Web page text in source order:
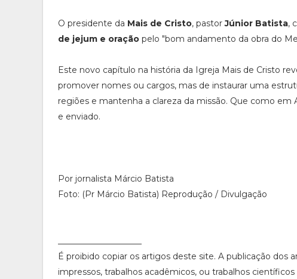
O presidente da Mais de Cristo, pastorJúnior Batista,
de jejum e oração pelo "bom andamento da obra do
Este novo capítulo na história da Igreja Mais de Cristo
promover nomes ou cargos, mas de instaurar uma
regiões e mantenha a clareza da missão. Que como
e enviado.
Por jornalista Márcio Batista
Foto: (Pr Márcio Batista) Reprodução / Divulgação
É proibido copiar os artigos deste site. A publicação dos
impressos, trabalhos acadêmicos, ou trabalhos